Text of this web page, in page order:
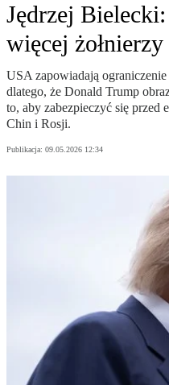
Jędrzej Bielecki:
więcej
USA zapowiadają
dlatego, że Donald Trump
to, aby zabezpieczyć się przed
Chin i Rosji.
Publikacja: 09.05.2026 12:34